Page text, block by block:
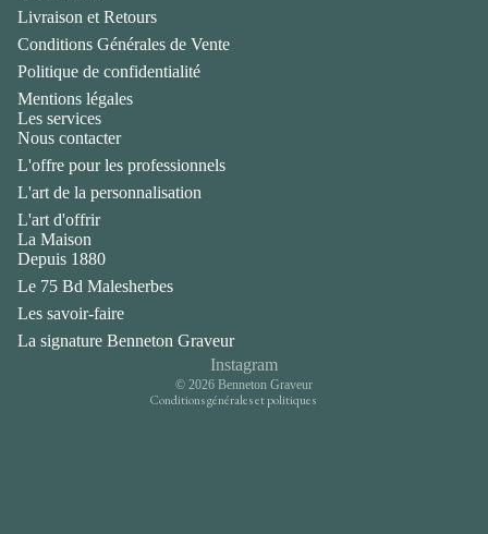
Livraison et Retours
Conditions Générales de Vente
Politique de confidentialité
Mentions légales
Les services
Nous contacter
L'offre pour les professionnels
L'art de la personnalisation
L'art d'offrir
La Maison
Depuis 1880
Le 75 Bd Malesherbes
Les savoir-faire
La signature Benneton Graveur
Instagram
© 2026 Benneton Graveur
Conditions générales et politiques
Politique de confidentialité
Conditions générales de vente